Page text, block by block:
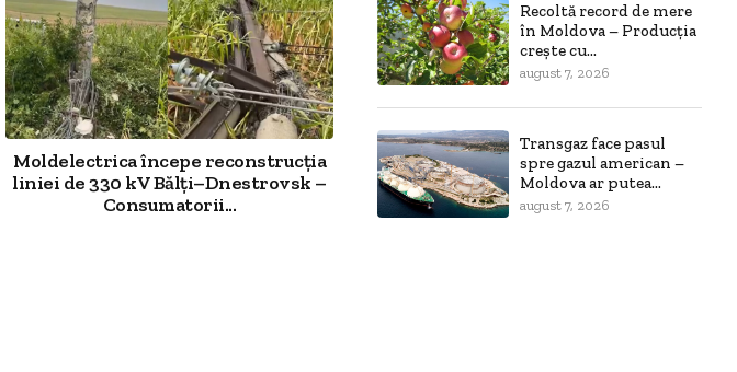
Moldelectrica începe reconstrucția
liniei de 330 kV Bălți–Dnestrovsk –
Consumatorii...
Recoltă record de mere
în Moldova – Producția
crește cu...
august 7, 2026
Transgaz face pasul
spre gazul american –
Moldova ar putea...
august 7, 2026